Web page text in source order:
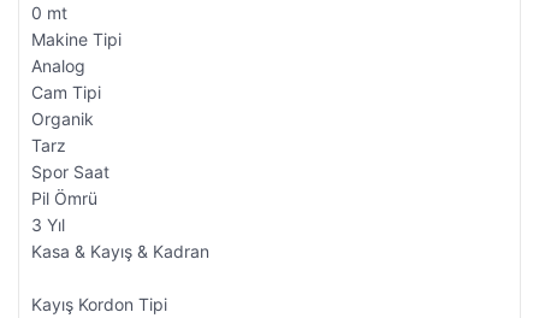
0 mt
Makine Tipi
Analog
Cam Tipi
Organik
Tarz
Spor Saat
Pil Ömrü
3 Yıl
Kasa & Kayış & Kadran
Kayış Kordon Tipi